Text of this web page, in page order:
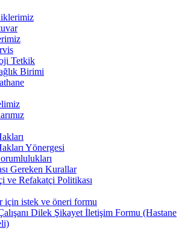
Tetkik
Birimi
Yönergesi
Gereken Kurallar
ve Refakatçi Politikası
için istek ve öneri formu
Dilek Şikayet İletişim Formu (Hastane